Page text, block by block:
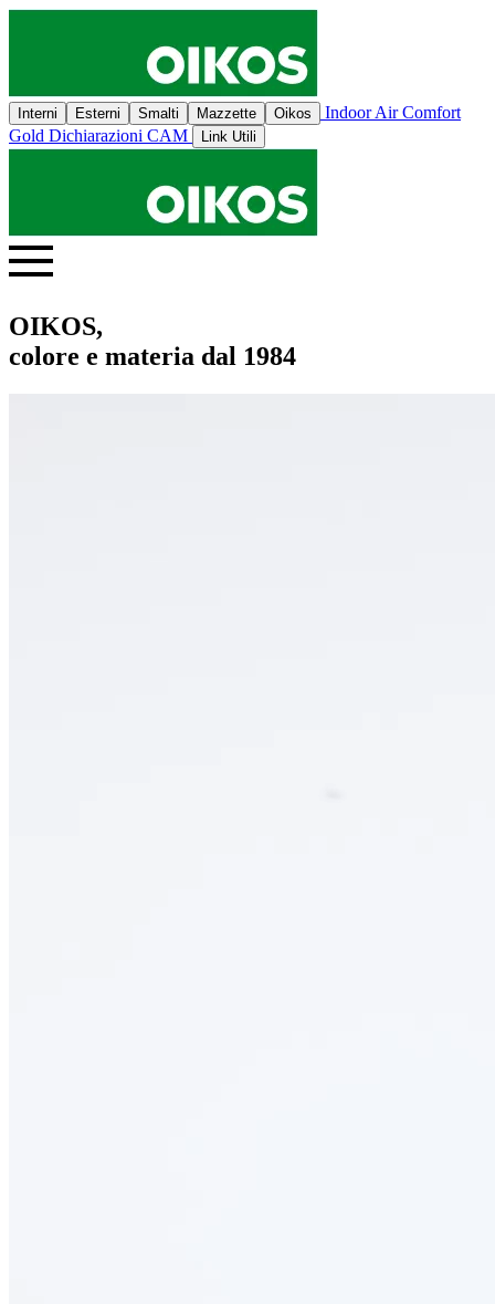
Interni Esterni Smalti Mazzette Oikos
Indoor Air Comfort
Gold Dichiarazioni CAM Link Utili
OIKOS,
colore e materia dal 1984